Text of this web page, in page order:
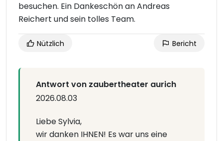
besuchen. Ein Dankeschön an Andreas
Reichert und sein tolles Team.
Nützlich Bericht
Antwort von zaubertheater aurich
2026.08.03
Liebe Sylvia,
wir danken IHNEN! Es war uns eine